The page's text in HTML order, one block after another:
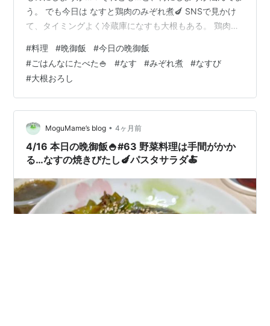
う。 でも今日は なすと鶏肉のみぞれ煮🍆 SNSで見かけ
て、タイミングよく冷蔵庫になすも大根もある。 鶏肉は
ええやろ。 フライパンに多めに油を引いて、ナスに油を
吸わせたら、冷食の唐揚げを投入🍳 大根おろしの汁・醤
油・みりん・砂糖・本だし・片栗粉を合わせた物をフラ
イパンに投入して煮込んでいきます🔥 ある程度煮込んだ
ら大根おろをぶち込んで、さっと煮絡めたら完成💡 なす
と鶏肉のみぞれ煮・新玉ねぎと…
#料理 #晩御飯 #今日の晩御飯
#ごはんなにたべた🍚 #なす #みぞれ煮 #なすび
#大根おろし
MoguMame’s blog • 4ヶ月前
4/16 本日の晩御飯🍚#63 野菜料理は手間がかか
る…なすの焼きびたし🍆パスタサラダ🍝